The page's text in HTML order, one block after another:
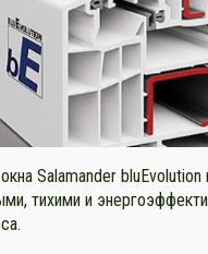
Salamander
тихими и